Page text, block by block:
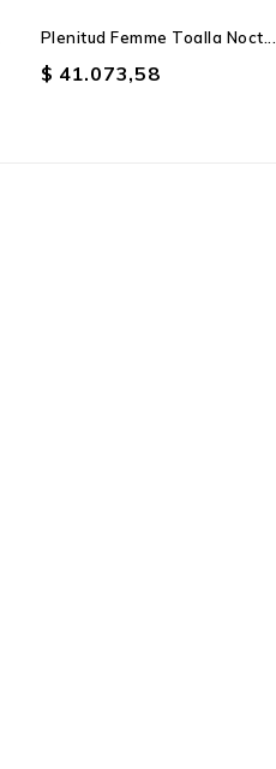
Plenitud Femme Toalla Noct...
$ 41.073,58